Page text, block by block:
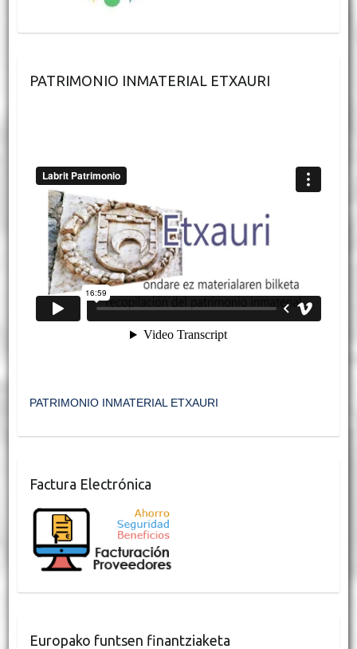
PATRIMONIO INMATERIAL ETXAURI
PATRIMONIO INMATERIAL ETXAURI
Factura Electrónica
Europako funtsen finantziaketa